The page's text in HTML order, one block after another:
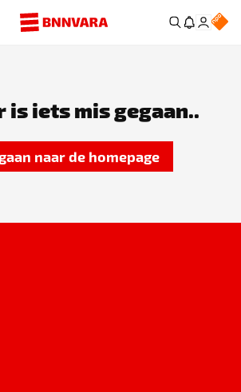
is iets mis gegaan..
naar de homepage